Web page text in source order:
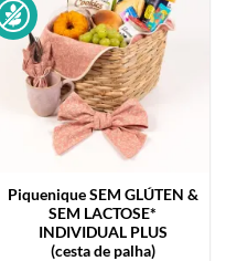
Piquenique SEM GLÚTEN &
SEM LACTOSE*
INDIVIDUAL PLUS
(cesta de palha)